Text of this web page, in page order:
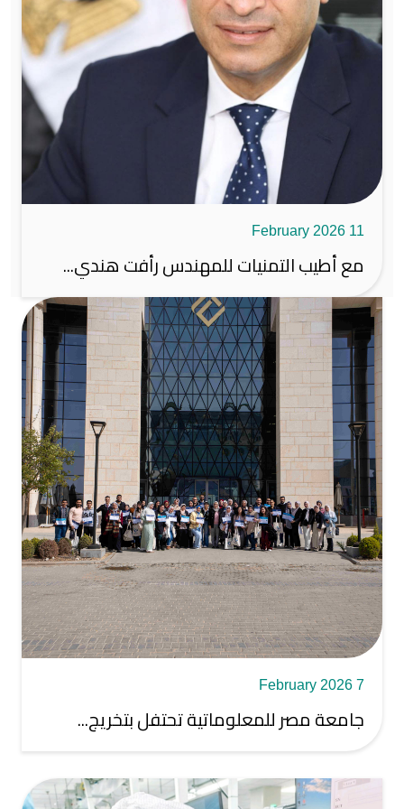
11 February 2026
مع أطيب التمنيات للمهندس رأفت هندي...
7 February 2026
جامعة مصر للمعلوماتية تحتفل بتخريج...